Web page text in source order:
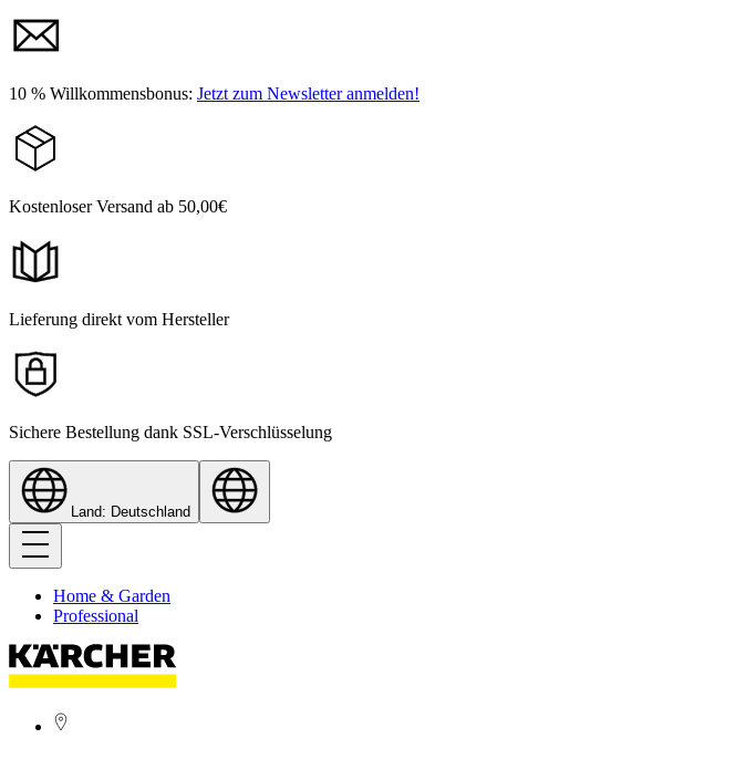
10 % Willkommensbonus: Jetzt zum Newsletter anmelden!
Kostenloser Versand ab 50,00€
Lieferung direkt vom Hersteller
Sichere Bestellung dank SSL-Verschlüsselung
Land: Deutschland
Home & Garden
Professional